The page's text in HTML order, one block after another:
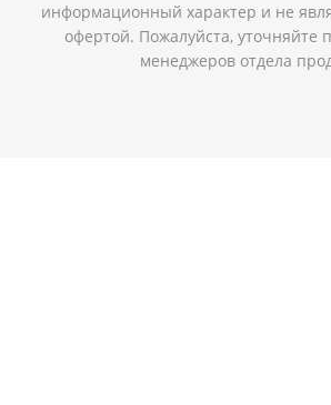
информационный характер и не
офертой. Пожалуйста, уточняйте
менеджеров отдела